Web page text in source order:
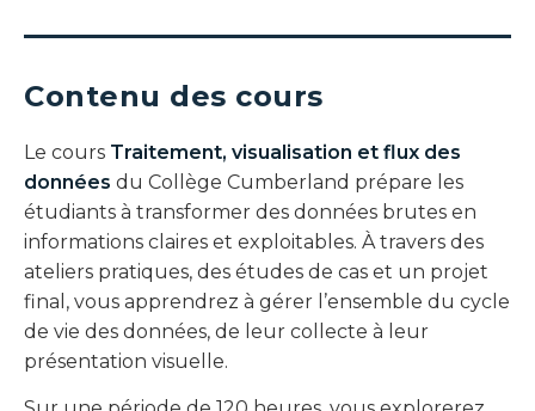
Contenu des cours
Le cours Traitement, visualisation et flux des
données du Collège Cumberland prépare les
étudiants à transformer des données brutes en
informations claires et exploitables. À travers des
ateliers pratiques, des études de cas et un projet
final, vous apprendrez à gérer l’ensemble du cycle
de vie des données, de leur collecte à leur
présentation visuelle.